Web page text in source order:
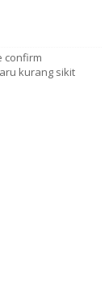
confirm
kurang sikit